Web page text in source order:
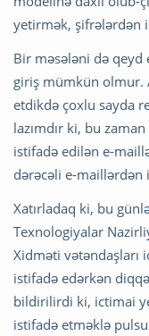
yetirmək, şifrələrdən
Bir məsələni də
giriş mümkün olmur.
etdikdə çoxlu sayda
lazımdır ki, bu
istifadə edilən e-
dərəcəli e-maillərdən
Xatırladaq ki, bu
Texnologiyalar
Xidməti vətəndaşları
istifadə edərkən
bildirilirdi ki, ictimai
istifadə etməklə